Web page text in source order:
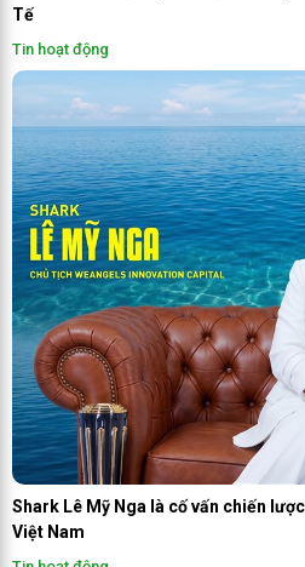
Tế
Tin hoạt động
Shark Lê Mỹ Nga là cố vấn chiến
Việt Nam